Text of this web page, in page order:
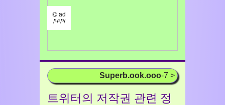
⌬ ad
/¹/²/³/
Superb.ook.ooo-7 >
트위터의 저작권 관련 정